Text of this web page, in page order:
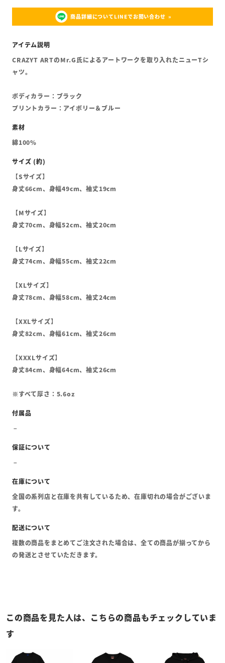
商品詳細についてLINEでお問い合わせ
CRAZYT ARTのMr.G氏によるアートワークを取り入れたニューTシ
ャツ。
ボディカラー：ブラック
プリントカラー：アイボリー＆ブルー
綿100%
【Sサイズ】
身丈66cm、身幅49cm、袖丈19cm
【Mサイズ】
身丈70cm、身幅52cm、袖丈20cm
【Lサイズ】
身丈74cm、身幅55cm、袖丈22cm
【XLサイズ】
身丈78cm、身幅58cm、袖丈24cm
【XXLサイズ】
身丈82cm、身幅61cm、袖丈26cm
【XXXLサイズ】
身丈84cm、身幅64cm、袖丈26cm
※すべて厚さ：5.6oz
全国の系列店と在庫を共有しているため、在庫切れの場合がございま
す。
複数の商品をまとめてご注文された場合は、全ての商品が揃ってから
の発送とさせていただきます。
この商品を見た人は、こちらの商品もチェックしていま
す